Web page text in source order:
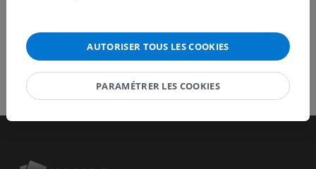
AUTORISER TOUS LES COOKIES
PARAMÉTRER LES COOKIES